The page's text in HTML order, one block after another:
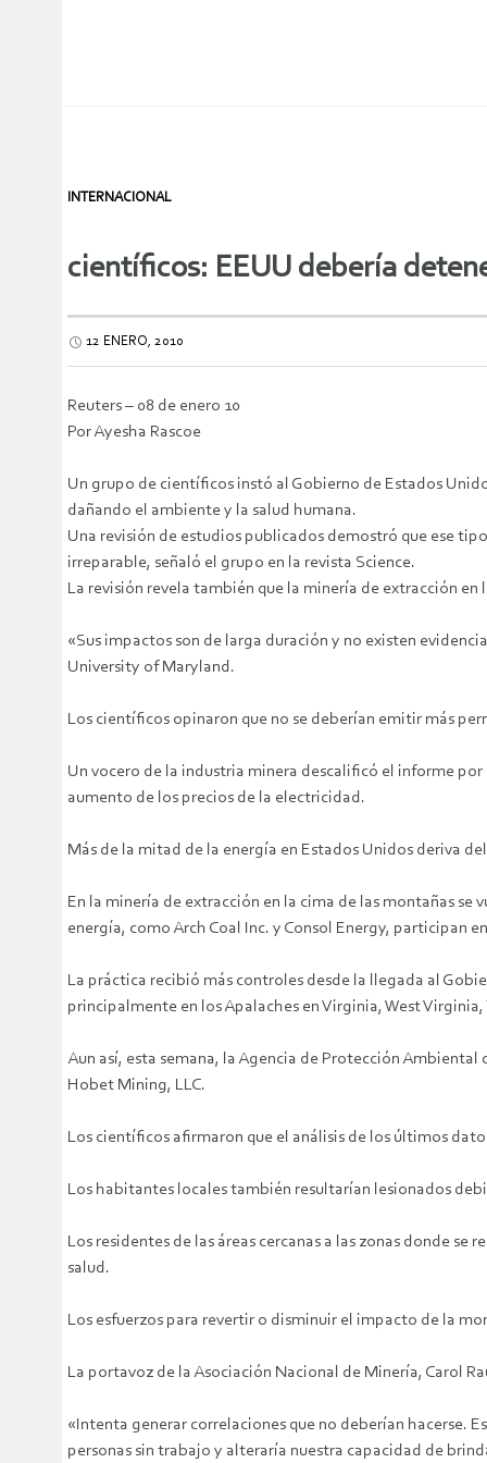
INTERNACIONAL
científicos: EEUU debería
12 ENERO, 2010
Reuters – 08 de enero 10
Por Ayesha Rascoe
Un grupo de científicos instó al Gobierno de Estados
dañando el ambiente y la salud humana.
Una revisión de estudios publicados demostró que ese
irreparable, señaló el grupo en la revista Science.
La revisión revela también que la minería de extracción
«Sus impactos son de larga duración y no existen
University of Maryland.
Los científicos opinaron que no se deberían emitir más
Un vocero de la industria minera descalificó el informe
aumento de los precios de la electricidad.
Más de la mitad de la energía en Estados Unidos deriva
En la minería de extracción en la cima de las montañas se
energía, como Arch Coal Inc. y Consol Energy, participan
La práctica recibió más controles desde la llegada al
principalmente en los Apalaches en Virginia, West Virginia,
Aun así, esta semana, la Agencia de Protección
Hobet Mining, LLC.
Los científicos afirmaron que el análisis de los últimos
Los habitantes locales también resultarían lesionados
Los residentes de las áreas cercanas a las zonas donde
salud.
Los esfuerzos para revertir o disminuir el impacto de la
La portavoz de la Asociación Nacional de Minería, Carol
«Intenta generar correlaciones que no deberían hacerse.
personas sin trabajo y alteraría nuestra capacidad de